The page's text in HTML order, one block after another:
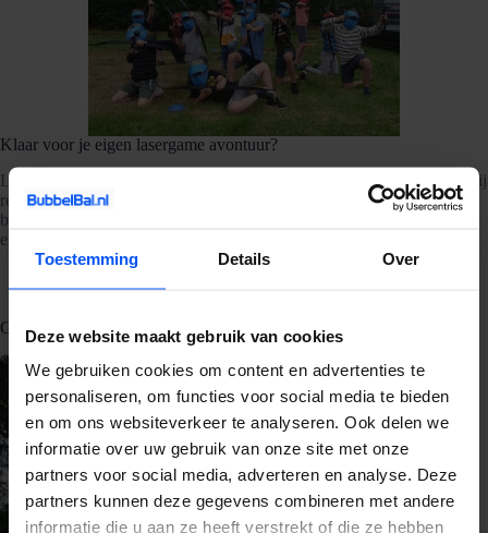
Toestemming Details Over
Deze website maakt gebruik van cookies
We gebruiken cookies om content en advertenties te
personaliseren, om functies voor social media te bieden
en om ons websiteverkeer te analyseren. Ook delen we
informatie over uw gebruik van onze site met onze
partners voor social media, adverteren en analyse. Deze
partners kunnen deze gegevens combineren met andere
informatie die u aan ze heeft verstrekt of die ze hebben
Klaar voor je eigen lasergame avontuur?
Lasergamen draait om spanning, samenwerking en heel veel plezier. Jij
regelt de plek,BubbelBal
regelt de apparatuur, de uitleg en de
begeleiding. Zo wordt elk uitje met vrienden, familie of collega’s een
ervaring om nooit te vergeten.
Gerelateerde blogs